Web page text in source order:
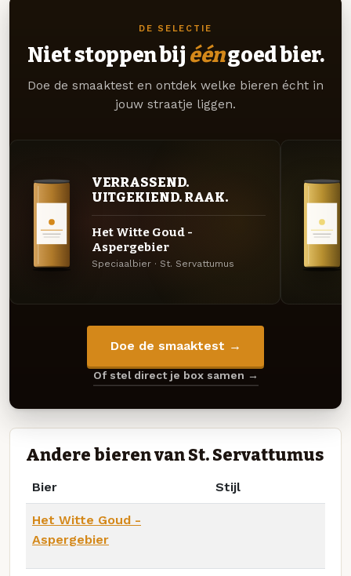
DE SELECTIE
Niet stoppen bij ééngoed bier.
Doe de smaaktest en ontdek welke bieren écht in
jouw straatje liggen.
VERRASSEND.
UITGEKIEND. RAAK.
Het Witte Goud -
Aspergebier
Speciaalbier · St. Servattumus
Doe de smaaktest →
Of stel direct je box samen →
Andere bieren van St. Servattumus
Bier Stijl
Het Witte Goud -
Aspergebier